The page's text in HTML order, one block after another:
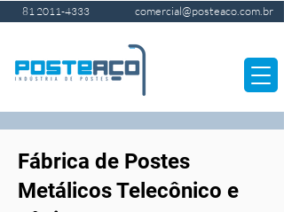
81 2011-4333 comercial@posteaco.com.br
Fábrica de Postes
Metálicos Telecônico e